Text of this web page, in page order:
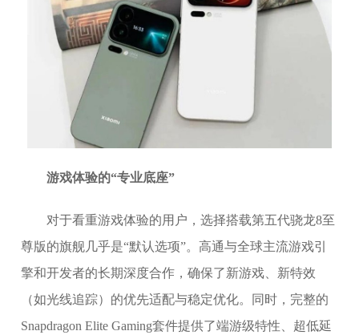
游戏体验的“专业底座”
对于看重游戏体验的用户，选择搭载第五代骁龙8至
尊版的旗舰几乎是“默认选项”。高通与全球主流游戏引
擎和开发者的长期深度合作，确保了新游戏、新特效
（如光线追踪）的优先适配与稳定优化。同时，完整的
Snapdragon Elite Gaming套件提供了端游级特性、超低延